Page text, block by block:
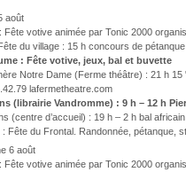
août
Fête votive animée par Tonic 2000
du village : 15 h concours de
: Fête votive, jeux, bal et buvette
Notre Dame (Ferme théâtre) : 21 h
lafermetheatre.com
(librairie Vandromme) : 9 h – 12 h
(centre d’accueil) : 19 h – 2 h bal
: Fête du Frontal. Randonnée, pétanque,
6 août
Fête votive animée par Tonic 2000